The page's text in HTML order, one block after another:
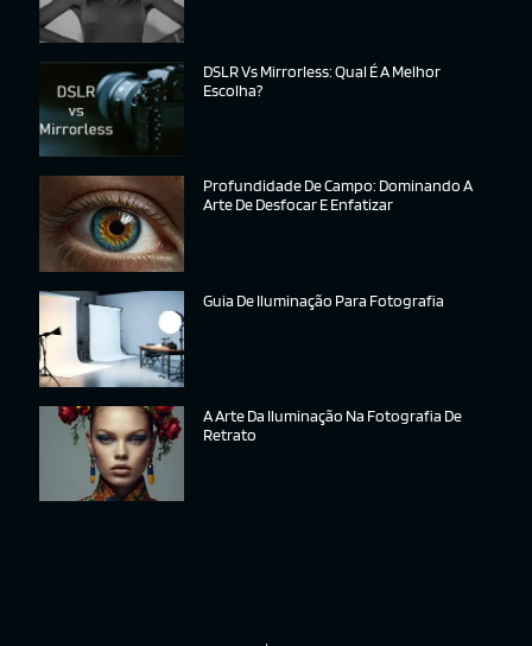
DSLR Vs Mirrorless: Qual É A Melhor
Escolha?
Profundidade De Campo: Dominando A
Arte De Desfocar E Enfatizar
Guia De Iluminação Para Fotografia
A Arte Da Iluminação Na Fotografia De
Retrato